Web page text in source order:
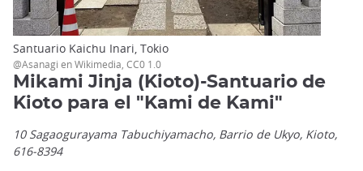
Santuario Kaichu Inari, Tokio
@Asanagi en Wikimedia, CC0 1.0
Mikami Jinja (Kioto)-Santuario de
Kioto para el "Kami de Kami"
10 Sagaogurayama Tabuchiyamacho, Barrio de Ukyo, Kioto,
616-8394